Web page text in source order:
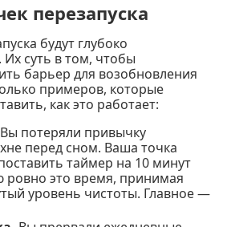
перезапуска
будут глубоко
суть в том, чтобы
барьер для возобновления
примеров, которые
как это работает:
Вы потеряли привычку
перед сном. Ваша точка
таймер на 10 минут
ровно это время, принимая
уровень чистоты. Главное —